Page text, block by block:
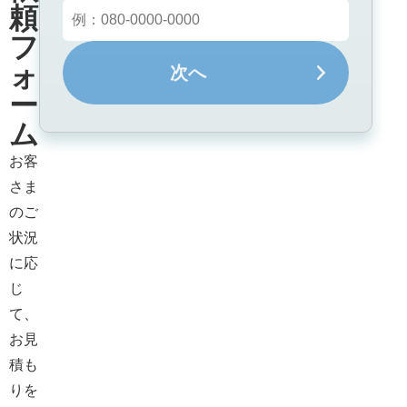
頼
フ
ォ
ー
ム
お客
さま
のご
状況
に応
じ
て、
お見
積も
りを
次へ